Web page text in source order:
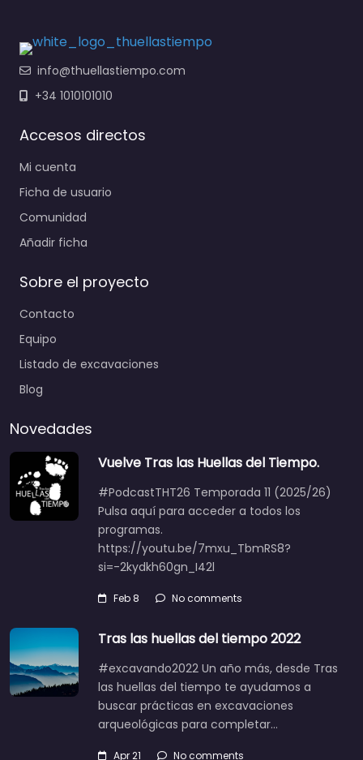
info@thuellastiempo.com
+34 1010101010
Accesos directos
Mi cuenta
Ficha de usuario
Comunidad
Añadir ficha
Sobre el proyecto
Contacto
Equipo
Listado de excavaciones
Blog
Novedades
Vuelve Tras las Huellas del Tiempo.
#PodcastTHT26 Temporada 11 (2025/26)
Pulsa aquí para acceder a todos los
programas.
https://youtu.be/7mxu_TbmRS8?
si=-2kydkh60gn_I42l
Feb 8 No comments
Tras las huellas del tiempo 2022
#excavando2022 Un año más, desde Tras
las huellas del tiempo te ayudamos a
buscar prácticas en excavaciones
arqueológicas para completar…
Apr 21 No comments